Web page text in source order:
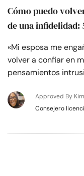
Cómo puedo
de una infidelidad:
«Mi esposa me
volver a confiar en
pensamientos
Approved By
Consejero